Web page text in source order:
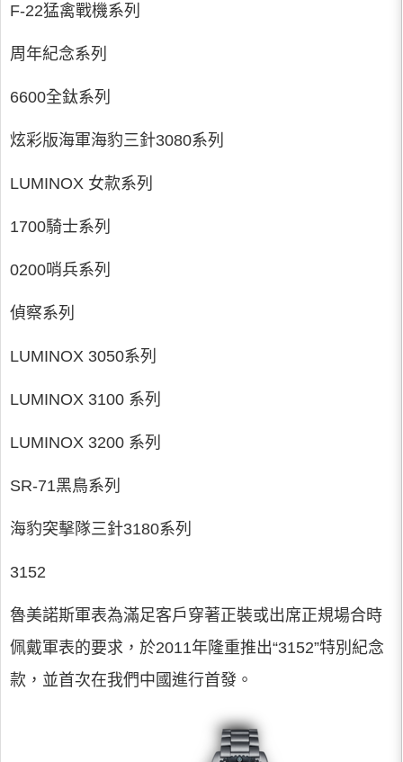
F-22猛禽戰機系列
周年紀念系列
6600全鈦系列
炫彩版海軍海豹三針3080系列
LUMINOX 女款系列
1700騎士系列
0200哨兵系列
偵察系列
LUMINOX 3050系列
LUMINOX 3100 系列
LUMINOX 3200 系列
SR-71黑鳥系列
海豹突擊隊三針3180系列
3152
魯美諾斯軍表為滿足客戶穿著正裝或出席正規場合時
佩戴軍表的要求，於2011年隆重推出“3152”特別紀念
款，並首次在我們中國進行首發。